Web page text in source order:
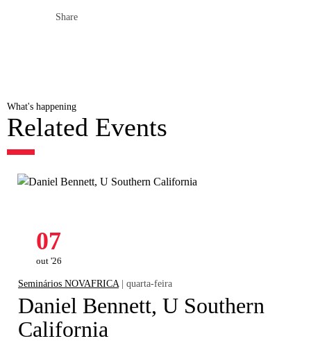
Share
What's happening
Related Events
07
out '26
Seminários NOVAFRICA | quarta-feira
Daniel Bennett, U Southern
California